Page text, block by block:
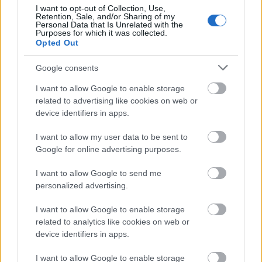
I want to opt-out of Collection, Use,
Retention, Sale, and/or Sharing of my
Personal Data that Is Unrelated with the
Purposes for which it was collected.
Opted Out
Google consents
I want to allow Google to enable storage
related to advertising like cookies on web or
device identifiers in apps.
I want to allow my user data to be sent to
Google for online advertising purposes.
I want to allow Google to send me
personalized advertising.
I want to allow Google to enable storage
related to analytics like cookies on web or
device identifiers in apps.
I want to allow Google to enable storage
sadržaja.
Potrebno je samo trenutak da se završi, ali to čini
veliku razliku. Potvrđujući da ste čovek, pomažete
Držite preuzimanja brzo i pouzdano
Zaštitite slike i resurse
Sprečite zloupotrebu koja može poremetiti
sajt
Zaista cenim vaše strpljenje :-) Ovaj mali korak
sadržaj, a da veb stranica radi glatko za sve :-)
Duga verzija
Želim da objasnim malo više o tome zašto je ovaj